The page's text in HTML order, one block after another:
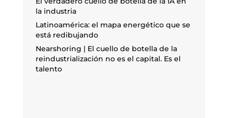
la industria
Latinoamérica: el mapa energético que se
está redibujando
Nearshoring | El cuello de botella de la
reindustrialización no es el capital. Es el
talento